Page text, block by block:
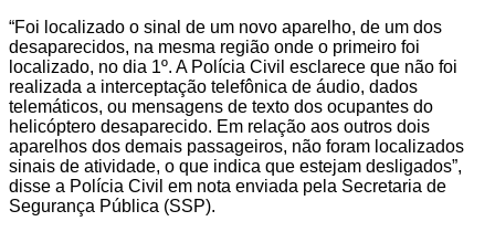
“Foi localizado o sinal de um novo aparelho, de um dos
desaparecidos, na mesma região onde o primeiro foi
localizado, no dia 1º. A Polícia Civil esclarece que não foi
realizada a interceptação telefônica de áudio, dados
telemáticos, ou mensagens de texto dos ocupantes do
helicóptero desaparecido. Em relação aos outros dois
aparelhos dos demais passageiros, não foram localizados
sinais de atividade, o que indica que estejam desligados”,
disse a Polícia Civil em nota enviada pela Secretaria de
Segurança Pública (SSP).